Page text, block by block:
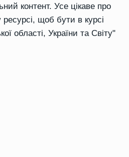
контент. Усе цікаве про
щоб бути в курсі
області, України та Світу"